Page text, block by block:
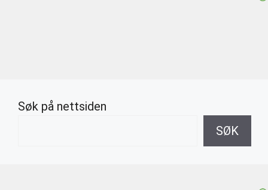
Søk på nettsiden
SØK